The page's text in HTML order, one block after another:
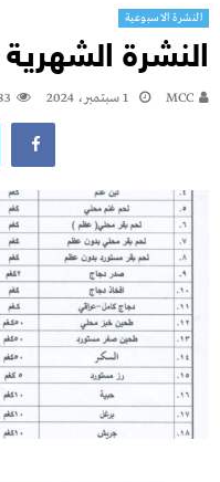
النشرة الاسبوعية
النشرة الشهرية
MCC 1 سبتمبر، 2024